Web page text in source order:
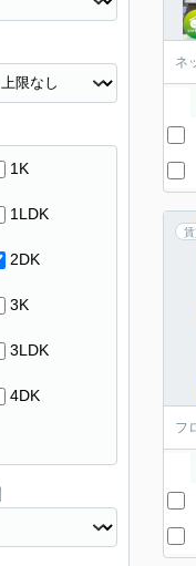
ネ
フ
1K
1LDK
2DK
3K
3LDK
4DK